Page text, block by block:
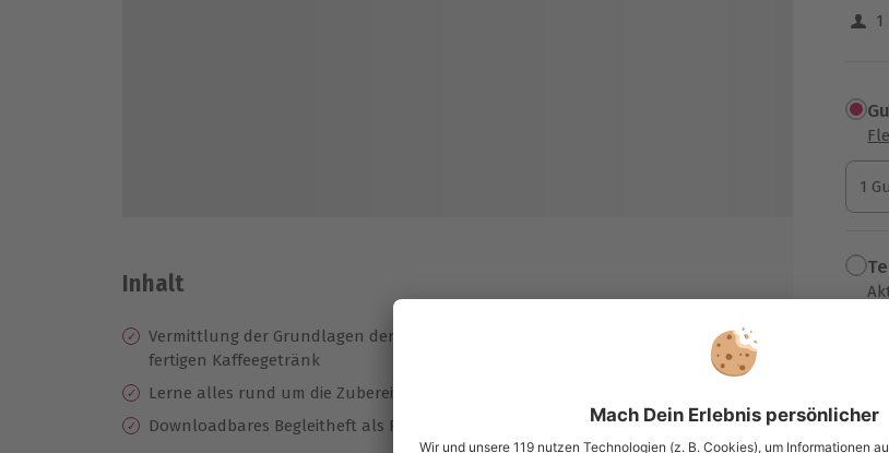
1
1
1
1
zzgl.
Inhalt
Vermittlung der Grundlagen der Kaffeezubereitung von der Pflanze bis zum
fertigen Kaffeegetränk
Lerne alles rund um die Zubereitung köstlicher Kaffeegetränke
Downloadbares Begleitheft als PDF mit allen Rezepten, Tipps und Tricks